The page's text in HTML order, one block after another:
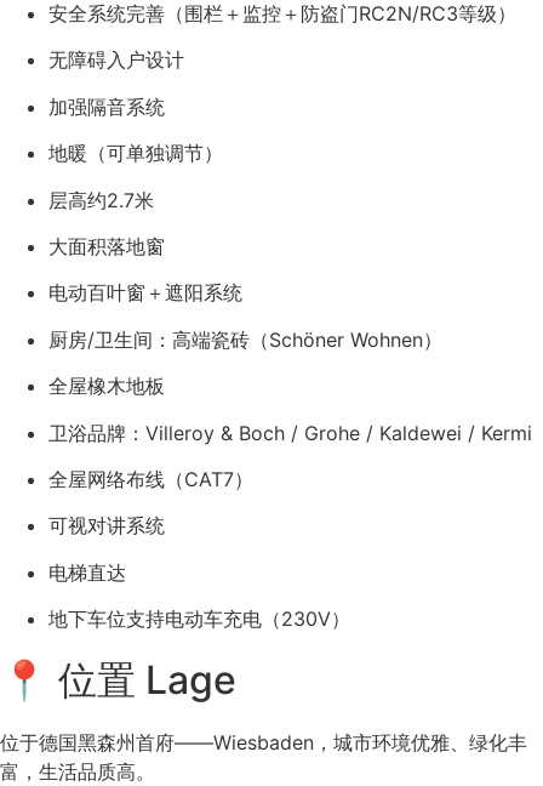
安全系统完善（围栏＋监控＋防盗门RC2N/RC3等级）
无障碍入户设计
加强隔音系统
地暖（可单独调节）
层高约2.7米
大面积落地窗
电动百叶窗＋遮阳系统
厨房/卫生间：高端瓷砖（Schöner Wohnen）
全屋橡木地板
卫浴品牌：Villeroy & Boch / Grohe / Kaldewei / Kermi
全屋网络布线（CAT7）
可视对讲系统
电梯直达
地下车位支持电动车充电（230V）
📍 位置 Lage
位于德国黑森州首府——Wiesbaden ，城市环境优雅、绿化丰
富，生活品质高。